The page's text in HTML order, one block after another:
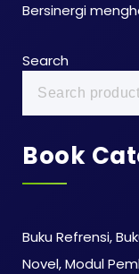
Bersinergi
Search
Book
Buku Refrensi,
Novel, Modul